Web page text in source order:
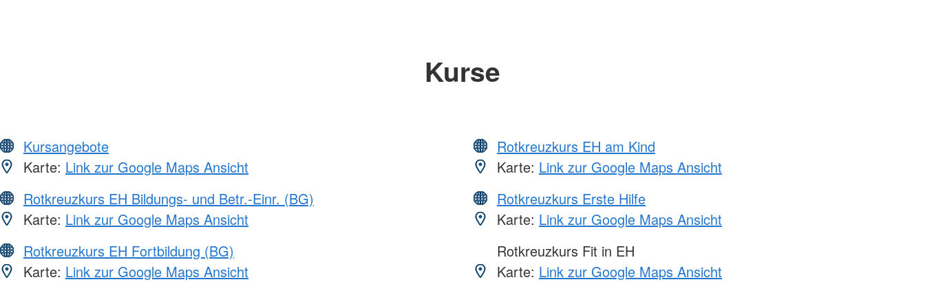
Kurse
Kursangebote
Karte: Link zur Google Maps Ansicht
Rotkreuzkurs EH Bildungs- und Betr.-Einr. (BG)
Karte: Link zur Google Maps Ansicht
Rotkreuzkurs EH Fortbildung (BG)
Karte: Link zur Google Maps Ansicht
Rotkreuzkurs EH am Kind
Karte: Link zur Google Maps Ansicht
Rotkreuzkurs Erste Hilfe
Karte: Link zur Google Maps Ansicht
Rotkreuzkurs Fit in EH
Karte: Link zur Google Maps Ansicht